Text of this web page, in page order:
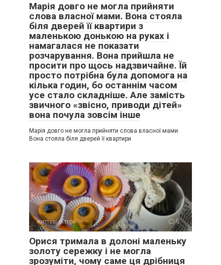
Марія довго не могла прийняти
слова власної мами. Вона стояла
біля дверей її квартири з
маленькою донькою на руках і
намагалася не показати
розчарування. Вона прийшла не
просити про щось надзвичайне. Їй
просто потрібна була допомога на
кілька годин, бо останнім часом
усе стало складніше. Але замість
звичного «звісно, приводи дітей»
вона почула зовсім інше
Марія довго не могла прийняти слова власної мами.
Вона стояла біля дверей її квартири
життєві історії 0
Орися тримала в долоні маленьку
золоту сережку і не могла
зрозуміти, чому саме ця дрібниця